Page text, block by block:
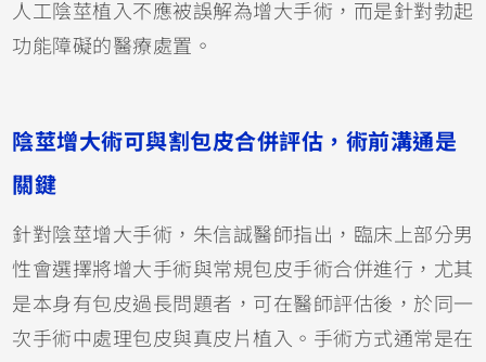
人工陰莖植入不應被誤解為增大手術，而是針對勃起
功能障礙的醫療處置。
陰莖增大術可與割包皮合併評估，術前溝通是
關鍵
針對陰莖增大手術，朱信誠醫師指出，臨床上部分男
性會選擇將增大手術與常規包皮手術合併進行，尤其
是本身有包皮過長問題者，可在醫師評估後，於同一
次手術中處理包皮與真皮片植入。手術方式通常是在